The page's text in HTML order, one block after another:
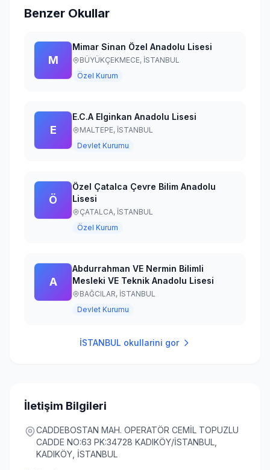
Benzer Okullar
M
Mimar Sinan Özel Anadolu Lisesi
BÜYÜKÇEKMECE, İSTANBUL
Özel Kurum
E
E.C.A Elginkan Anadolu Lisesi
MALTEPE, İSTANBUL
Devlet Kurumu
Ö
Özel Çatalca Çevre Bilim Anadolu
Lisesi
ÇATALCA, İSTANBUL
Özel Kurum
A
Abdurrahman VE Nermin Bilimli
Mesleki VE Teknik Anadolu Lisesi
BAĞCILAR, İSTANBUL
Devlet Kurumu
İSTANBUL okullarini gor
İletişim Bilgileri
CADDEBOSTAN MAH. OPERATÖR CEMİL TOPUZLU
CADDE NO:63 PK:34728 KADIKÖY/İSTANBUL,
KADIKÖY, İSTANBUL